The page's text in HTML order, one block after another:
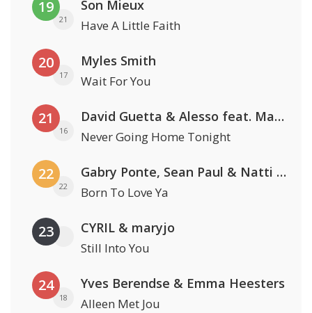
19
21
Son Mieux
Have A Little Faith
20
17
Myles Smith
Wait For You
21
16
David Guetta & Alesso feat. Madison Love
Never Going Home Tonight
22
22
Gabry Ponte, Sean Paul & Natti Natasha
Born To Love Ya
23 CYRIL & maryjo
Still Into You
24
18
Yves Berendse & Emma Heesters
Alleen Met Jou